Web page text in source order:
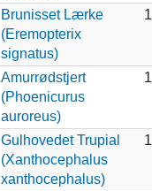
Brunisset Lærke
(Eremopterix
signatus)
1
Amurrødstjert
(Phoenicurus
auroreus)
1
Gulhovedet Trupial
(Xanthocephalus
xanthocephalus)
1